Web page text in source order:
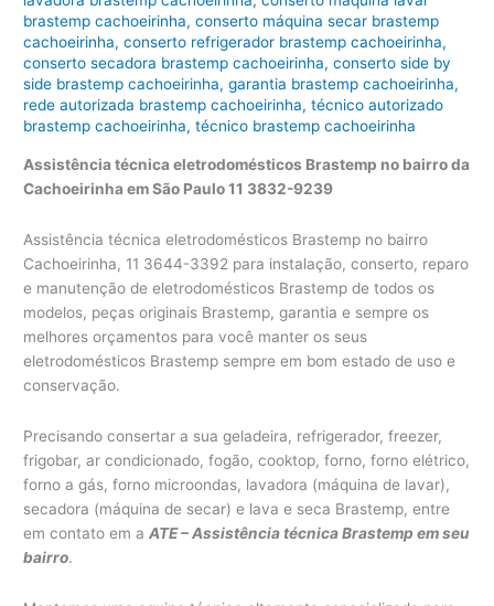
brastemp cachoeirinha,conserto máquina secar brastemp
cachoeirinha,conserto refrigerador brastemp cachoeirinha,
conserto secadora brastemp cachoeirinha,conserto side by
side brastemp cachoeirinha,garantia brastemp cachoeirinha,
rede autorizada brastemp cachoeirinha,técnico autorizado
brastemp cachoeirinha,técnico brastemp cachoeirinha
Assistência técnica eletrodomésticos Brastemp no bairro da
Cachoeirinha em São Paulo 11 3832-9239
Assistência técnica eletrodomésticos Brastemp no bairro
Cachoeirinha, 11 3644-3392 para instalação, conserto, reparo
e manutenção de eletrodomésticos Brastemp de todos os
modelos, peças originais Brastemp, garantia e sempre os
melhores orçamentos para você manter os seus
eletrodomésticos Brastemp sempre em bom estado de uso e
conservação.
Precisando consertar a sua geladeira, refrigerador, freezer,
frigobar, ar condicionado, fogão, cooktop, forno, forno elétrico,
forno a gás, forno microondas, lavadora (máquina de lavar),
secadora (máquina de secar) e lava e seca Brastemp, entre
em contato em aATE – Assistência técnica Brastemp em seu
bairro.